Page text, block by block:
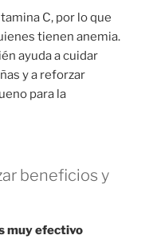
C, por lo que
tienen anemia.
ayuda a cuidar
y a reforzar
para la
beneficios y
muy efectivo